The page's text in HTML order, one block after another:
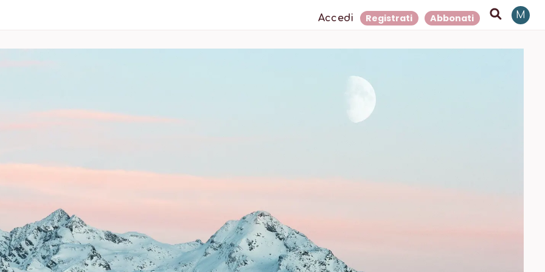
Accedi Registrati Abbonati M